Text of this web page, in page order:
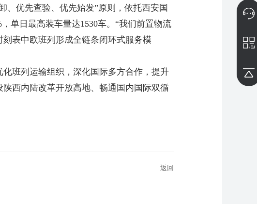
优先查验、优先始发”原则，依托西安国
单日最高装车量达1530车。“我们前置物流
表中欧班列形成全链条闭环式服务模
班列运输组织，深化国际多方合作，提升
西内陆改革开放高地、畅通国内国际双循
返回